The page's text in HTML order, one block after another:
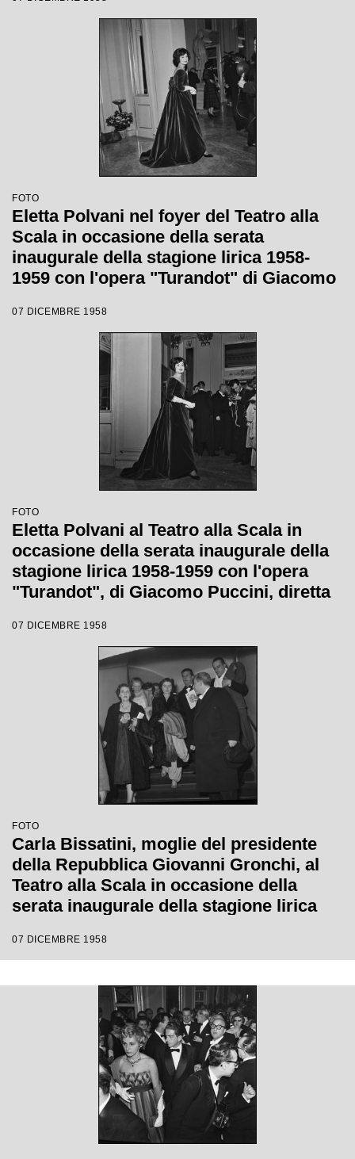
Votto con la regia di Margherita
FOTO
Eletta Polvani nel foyer del Teatro alla
Scala in occasione della serata
inaugurale della stagione lirica 1958-
1959 con l'opera "Turandot" di Giacomo
regia di Margherita Walmann
07 DICEMBRE 1958
FOTO
Eletta Polvani al Teatro alla Scala in
occasione della serata inaugurale della
stagione lirica 1958-1959 con l'opera
"Turandot", di Giacomo Puccini, diretta
Margherita Wallmann
07 DICEMBRE 1958
FOTO
Carla Bissatini, moglie del presidente
della Repubblica Giovanni Gronchi, al
Teatro alla Scala in occasione della
serata inaugurale della stagione lirica
Giacomo Puccini, diretta da Antonino
Wallmann
07 DICEMBRE 1958